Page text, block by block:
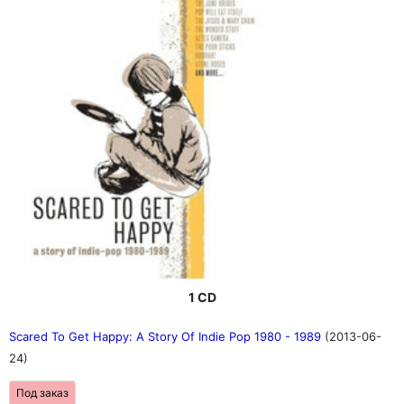
1 CD
Scared To Get Happy: A Story Of Indie Pop 1980 - 1989 (2013-06-
24)
Под заказ